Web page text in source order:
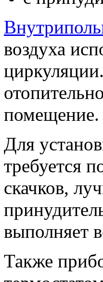
воздуха
помещение.
Для
требуется
скачков,
выполняет
Также